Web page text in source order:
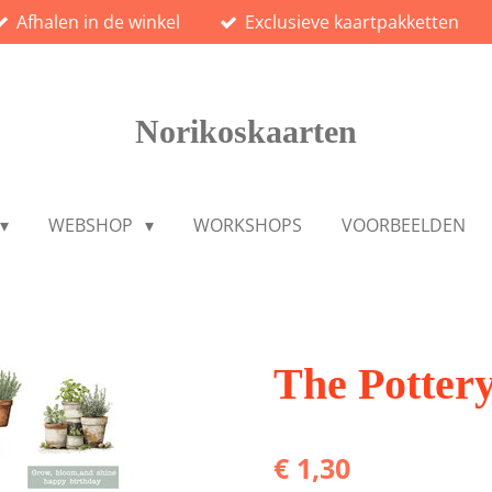
Afhalen in de winkel Exclusieve kaartpakketten
Norikoskaarten
WEBSHOP WORKSHOPS VOORBEELDEN
The
€ 1,30